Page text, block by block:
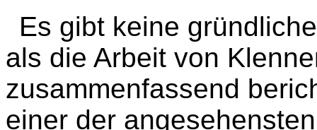
Es gibt keine
als die Arbeit von
zusammenfassend
einer der